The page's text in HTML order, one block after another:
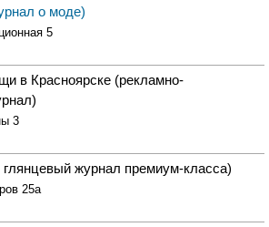
о моде)
5
в Красноярске (рекламно-
3
глянцевый журнал премиум-класса)
25а